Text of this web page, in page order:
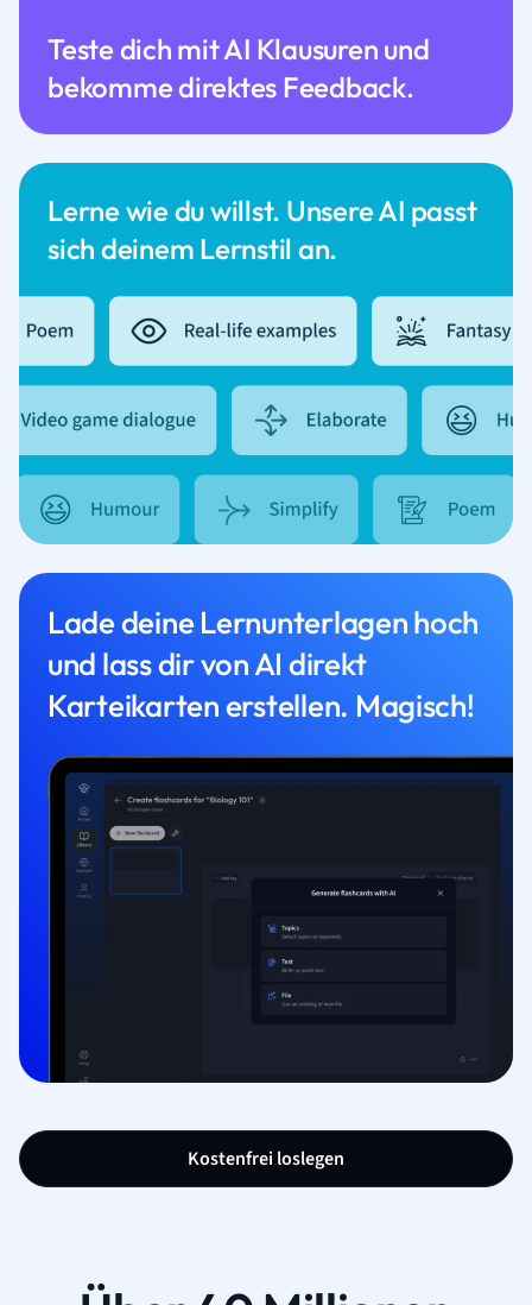
Lerne wie du willst. Unsere AI passt
sich deinem Lernstil an.
Teste dich mit AI Klausuren und
bekomme direktes Feedback.
Lade deine Lernunterlagen hoch
und lass dir von AI direkt
Karteikarten erstellen. Magisch!
Kostenfrei loslegen